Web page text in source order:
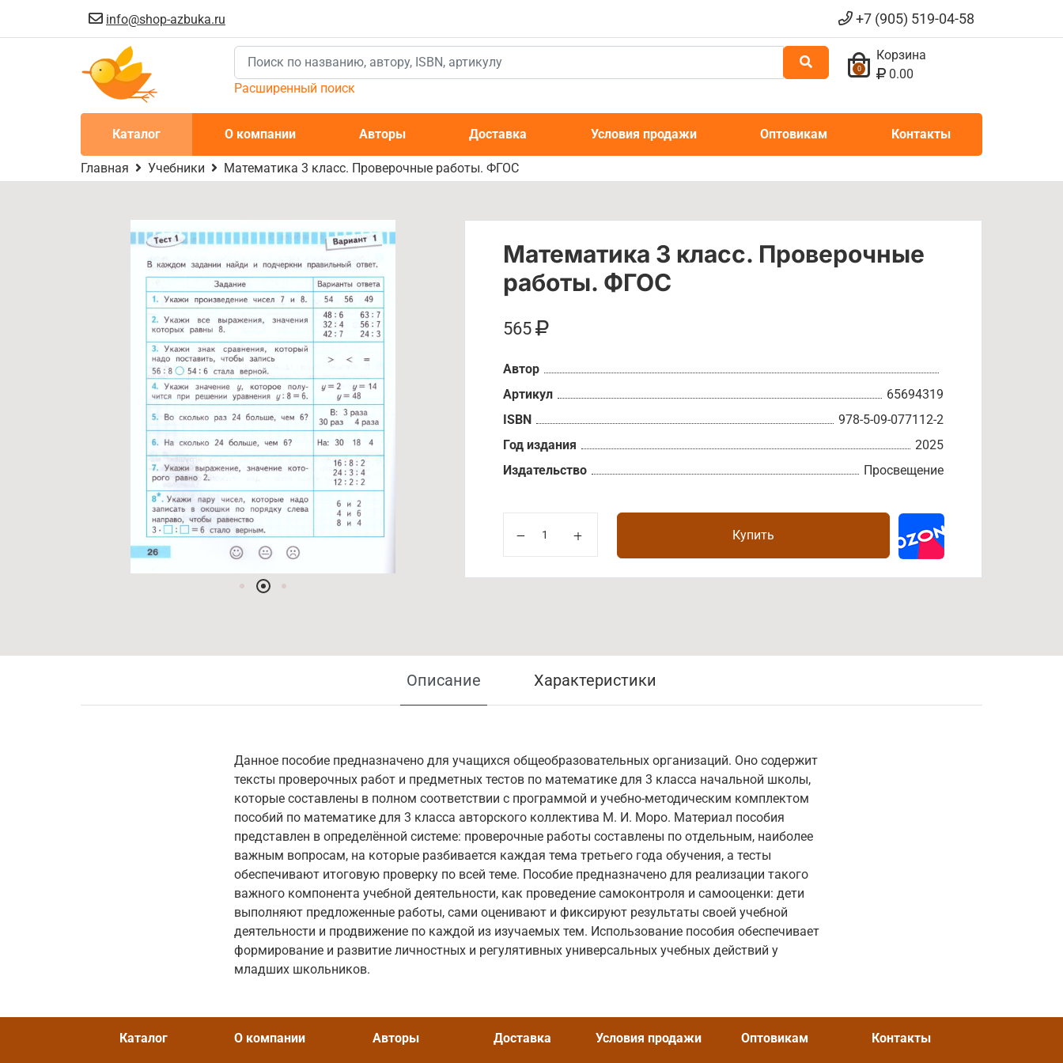
info@shop-azbuka.ru +7 (905) 519-04-58
Расширенный поиск
0
Корзина
0.00
Каталог О компании Авторы Доставка Условия продажи Оптовикам Контакты
Главная Учебники Математика 3 класс. Проверочные работы. ФГОС
Математика 3 класс. Проверочные
работы. ФГОС
565
Автор
Артикул
65694319
ISBN
978-5-09-077112-2
Год издания
2025
Издательство
Просвещение
Купить
Описание Характеристики
Данное пособие предназначено для учащихся общеобразовательных организаций. Оно содержит
тексты проверочных работ и предметных тестов по математике для 3 класса начальной школы,
которые составлены в полном соответствии с программой и учебно-методическим комплектом
пособий по математике для 3 класса авторского коллектива М. И. Моро. Материал пособия
представлен в определённой системе: проверочные работы составлены по отдельным, наиболее
важным вопросам, на которые разбивается каждая тема третьего года обучения, а тесты
обеспечивают итоговую проверку по всей теме. Пособие предназначено для реализации такого
важного компонента учебной деятельности, как проведение самоконтроля и самооценки: дети
выполняют предложенные работы, сами оценивают и фиксируют результаты своей учебной
деятельности и продвижение по каждой из изучаемых тем. Использование пособия обеспечивает
формирование и развитие личностных и регулятивных универсальных учебных действий у
младших школьников.
Каталог О компании Авторы Доставка Условия продажи Оптовикам Контакты